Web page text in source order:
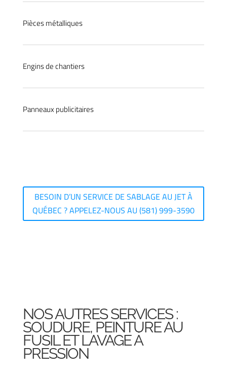
Pièces métalliques
Engins de chantiers
Panneaux publicitaires
BESOIN D’UN SERVICE DE SABLAGE AU JET À
QUÉBEC ? APPELEZ-NOUS AU (581) 999-3590
NOS AUTRES SERVICES :
SOUDURE, PEINTURE AU
FUSIL ET LAVAGE À
PRESSION